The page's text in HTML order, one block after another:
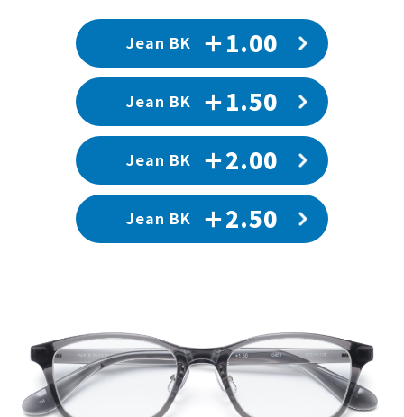
Jean BK ＋1.00
Jean BK ＋1.50
Jean BK ＋2.00
Jean BK ＋2.50